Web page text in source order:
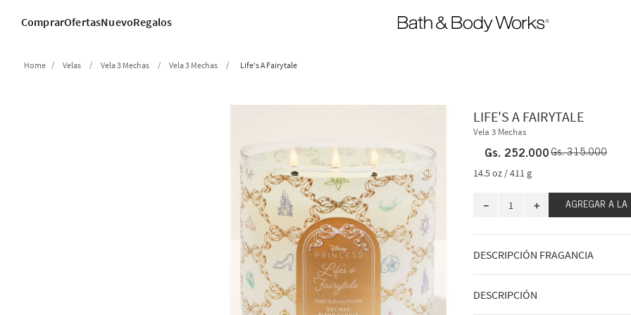
ComprarOfertasNuevoRegalos
Velas Vela 3 Mechas Vela 3 Mechas Life's A Fairytale
LIFE'S A FAIRYTALE
Vela 3 Mechas
Gs. 252.000Gs. 315.000
14.5 oz / 411 g
＋
－ AGREGAR A LA
DESCRIPCIÓN FRAGANCIA
afrutada y llena de fantasía. Combina
DESCRIPCIÓN